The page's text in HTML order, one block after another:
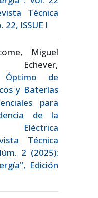
Técnica
ISSUE I
Miguel
Óptimo de
y Baterías
para
de la
Eléctrica
Técnica
2 (2025):
Edición